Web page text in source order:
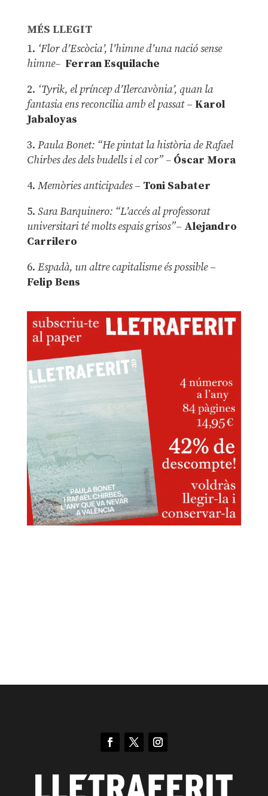
MÉS LLEGIT
1. ‘Flor d’Escòcia’, l’himne d’una nació sense
himne– Ferran Esquilache
2. ‘Tyrik, el príncep d’Ilercavònia’, quan la
fantasia ens reconcilia amb el passat– Karol
Jabaloyas
3. Paula Bonet: “He pintat la història de Rafael
Chirbes des dels budells i el cor” –Óscar Mora
4. Memòries anticipades– Toni Sabater
5. Sara Barquinero: “L’accés al professorat
universitari té molts espais grisos”– Alejandro
Carrilero
6. Espadà, un altre capitalisme és possible –
Felip Bens